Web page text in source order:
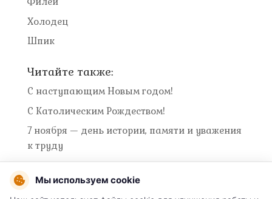
Холодец
Шпик
Читайте также:
С наступающим Новым годом!
С Католическим Рождеством!
7 ноября — день истории, памяти и уважения
к труду
Мы используем cookie